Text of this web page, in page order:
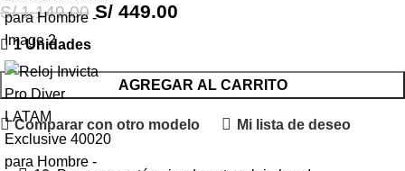
S/1,149.00 S/ 449.00
1 Unidades
AGREGAR AL CARRITO
Comparar con otro modelo Mi lista de deseo